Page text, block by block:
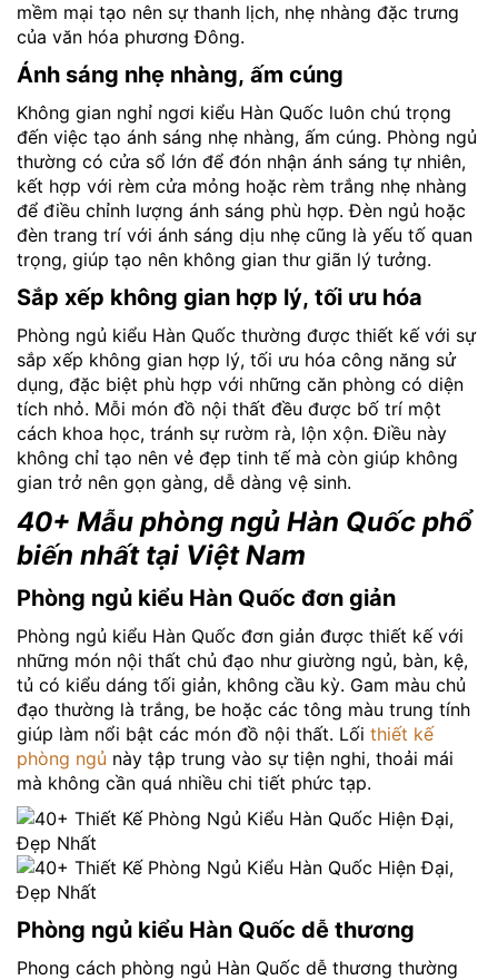
mềm mại tạo nên sự thanh lịch, nhẹ nhàng đặc trưng
của văn hóa phương Đông.
Ánh sáng nhẹ nhàng, ấm cúng
Không gian nghỉ ngơi kiểu Hàn Quốc luôn chú trọng
đến việc tạo ánh sáng nhẹ nhàng, ấm cúng. Phòng ngủ
thường có cửa sổ lớn để đón nhận ánh sáng tự nhiên,
kết hợp với rèm cửa mỏng hoặc rèm trắng nhẹ nhàng
để điều chỉnh lượng ánh sáng phù hợp. Đèn ngủ hoặc
đèn trang trí với ánh sáng dịu nhẹ cũng là yếu tố quan
trọng, giúp tạo nên không gian thư giãn lý tưởng.
Sắp xếp không gian hợp lý, tối ưu hóa
Phòng ngủ kiểu Hàn Quốc thường được thiết kế với sự
sắp xếp không gian hợp lý, tối ưu hóa công năng sử
dụng, đặc biệt phù hợp với những căn phòng có diện
tích nhỏ. Mỗi món đồ nội thất đều được bố trí một
cách khoa học, tránh sự rườm rà, lộn xộn. Điều này
không chỉ tạo nên vẻ đẹp tinh tế mà còn giúp không
gian trở nên gọn gàng, dễ dàng vệ sinh.
40+ Mẫu phòng ngủ Hàn Quốc phổ
biến nhất tại Việt Nam
Phòng ngủ kiểu Hàn Quốc đơn giản
Phòng ngủ kiểu Hàn Quốc đơn giản được thiết kế với
những món nội thất chủ đạo như giường ngủ, bàn, kệ,
tủ có kiểu dáng tối giản, không cầu kỳ. Gam màu chủ
đạo thường là trắng, be hoặc các tông màu trung tính
giúp làm nổi bật các món đồ nội thất. Lối thiết kế
phòng ngủ này tập trung vào sự tiện nghi, thoải mái
mà không cần quá nhiều chi tiết phức tạp.
Phòng ngủ kiểu Hàn Quốc dễ thương
Phong cách phòng ngủ Hàn Quốc dễ thương thường